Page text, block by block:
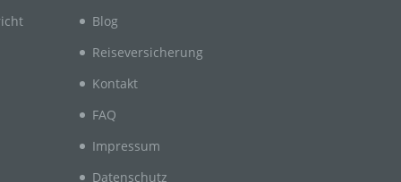
Blog
Reiseversicherung
Kontakt
FAQ
Impressum
Datenschutz